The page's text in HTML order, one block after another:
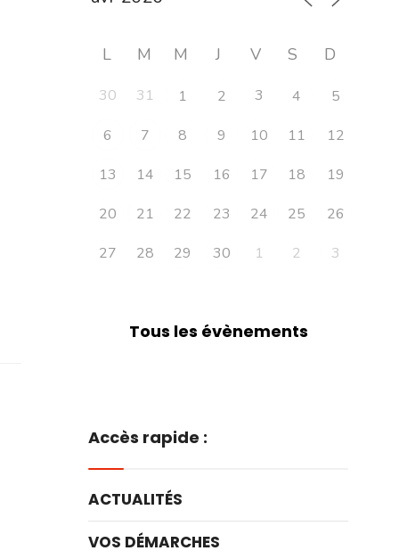
L M M J V S D
30 31 1 2 3 4
5
6
7 8 9 10 11
12
13
14 15 16 17 18
19
20
21 22 23 24 25
26
27
28 29 30 1 2 3
Tous les évènements
Accès rapide :
ACTUALITÉS
VOS DÉMARCHES